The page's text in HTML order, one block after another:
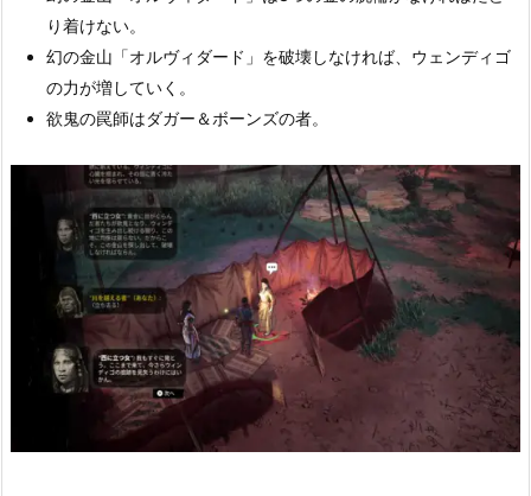
り着けない。
幻の金山「オルヴィダード」を破壊しなければ、ウェンディゴ
の力が増していく。
欲鬼の罠師はダガー＆ボーンズの者。